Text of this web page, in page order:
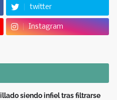
twitter
Instagram
siendo infiel tras filtrarse